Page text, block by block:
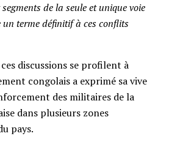
de la seule et unique voie
terme définitif à ces conflits
discussions se profilent à
congolais a exprimé sa vive
des militaires de la
dans plusieurs zones
pays.